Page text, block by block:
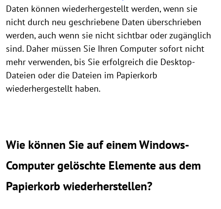
Daten können wiederhergestellt werden, wenn sie
nicht durch neu geschriebene Daten überschrieben
werden, auch wenn sie nicht sichtbar oder zugänglich
sind. Daher müssen Sie Ihren Computer sofort nicht
mehr verwenden, bis Sie erfolgreich die Desktop-
Dateien oder die Dateien im Papierkorb
wiederhergestellt haben.
Wie können Sie auf einem Windows-
Computer gelöschte Elemente aus dem
Papierkorb wiederherstellen?